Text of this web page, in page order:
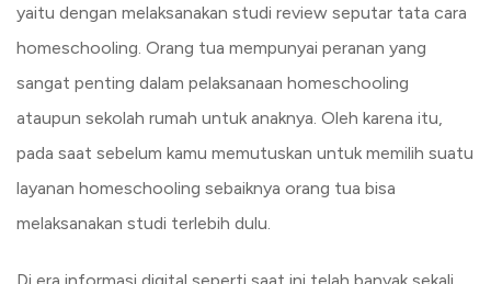
yaitu dengan melaksanakan studi review seputar tata cara
homeschooling. Orang tua mempunyai peranan yang
sangat penting dalam pelaksanaan homeschooling
ataupun sekolah rumah untuk anaknya. Oleh karena itu,
pada saat sebelum kamu memutuskan untuk memilih suatu
layanan homeschooling sebaiknya orang tua bisa
melaksanakan studi terlebih dulu.